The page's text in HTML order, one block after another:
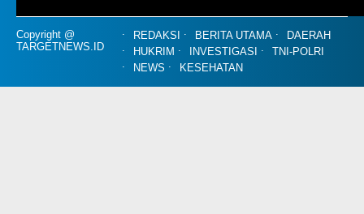
Copyright @
TARGETNEWS.ID
REDAKSI BERITA UTAMA
DAERAH
HUKRIM
INVESTIGASI
TNI-POLRI
NEWS
KESEHATAN